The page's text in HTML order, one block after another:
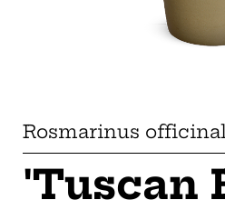
Rosmarinus
'Tuscan